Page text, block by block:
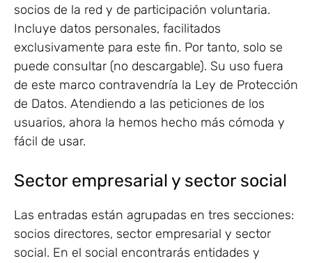
socios de la red y de participación voluntaria.
Incluye datos personales, facilitados
exclusivamente para este fin. Por tanto, solo se
puede consultar (no descargable). Su uso fuera
de este marco contravendría la Ley de Protección
de Datos. Atendiendo a las peticiones de los
usuarios, ahora la hemos hecho más cómoda y
fácil de usar.
Sector empresarial y sector social
Las entradas están agrupadas en tres secciones:
socios directores, sector empresarial y sector
social. En el social encontrarás entidades y